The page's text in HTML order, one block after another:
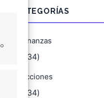
CATEGORÍAS
Finanzas
(4.134)
Acciones
(4.134)